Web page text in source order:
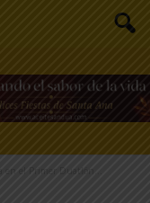
en el Primer Duatlón...